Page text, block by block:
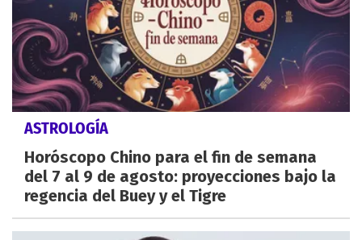
ASTROLOGÍA
Horóscopo Chino para el fin de semana
del 7 al 9 de agosto: proyecciones bajo la
regencia del Buey y el Tigre